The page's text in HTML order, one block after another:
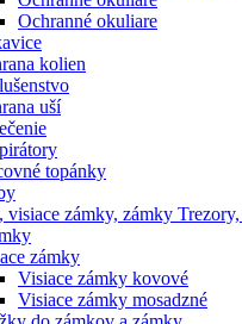
Ochranné okuliare
kolien
uší
topánky
zámky
Visiace zámky kovové
Visiace zámky mosadzné